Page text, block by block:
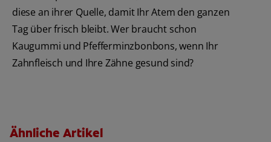
diese an ihrer Quelle, damit Ihr Atem den ganzen
Tag über frisch bleibt. Wer braucht schon
Kaugummi und Pfefferminzbonbons, wenn Ihr
Zahnfleisch und Ihre Zähne gesund sind?
Ähnliche Artikel